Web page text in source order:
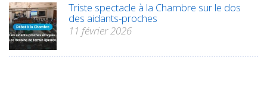
Triste spectacle à la Chambre sur le dos
des aidants-proches
11 février 2026